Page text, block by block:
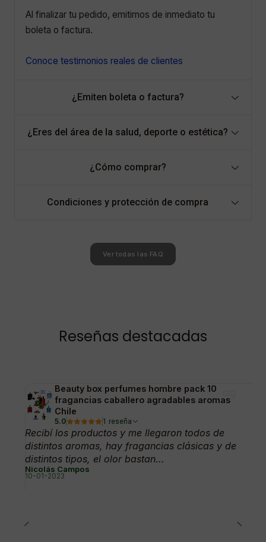
Al finalizar tu pedido, emitimos de inmediato tu
boleta o factura.
Conoce testimonios reales de clientes
¿Emiten boleta o factura?
¿Eres del área de la salud, deporte o estética?
¿Cómo comprar?
Condiciones y protección de compra
Ver todas las FAQ
Reseñas destacadas
Beauty box perfumes hombre pack 10
fragancias caballero agradables aromas
Chile
5.0 1 reseña
Recibí los productos y me llegaron todos de
distintos aromas, hay fragancias clásicas y de
distintos tipos, el olor bastan...
Nicolás Campos
10-01-2023